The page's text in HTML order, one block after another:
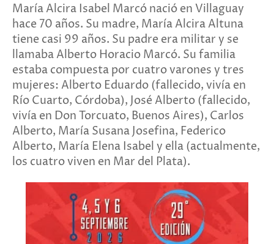
María Alcira Isabel Marcó nació en Villaguay
hace 70 años. Su madre, María Alcira Altuna
tiene casi 99 años. Su padre era militar y se
llamaba Alberto Horacio Marcó. Su familia
estaba compuesta por cuatro varones y tres
mujeres: Alberto Eduardo (fallecido, vivía en
Río Cuarto, Córdoba), José Alberto (fallecido,
vivía en Don Torcuato, Buenos Aires), Carlos
Alberto, María Susana Josefina, Federico
Alberto, María Elena Isabel y ella (actualmente,
los cuatro viven en Mar del Plata).